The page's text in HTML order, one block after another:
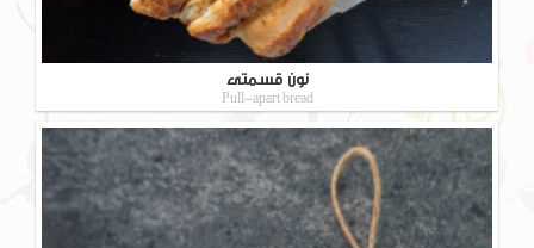
نون قسمتی
Pull-apart bread